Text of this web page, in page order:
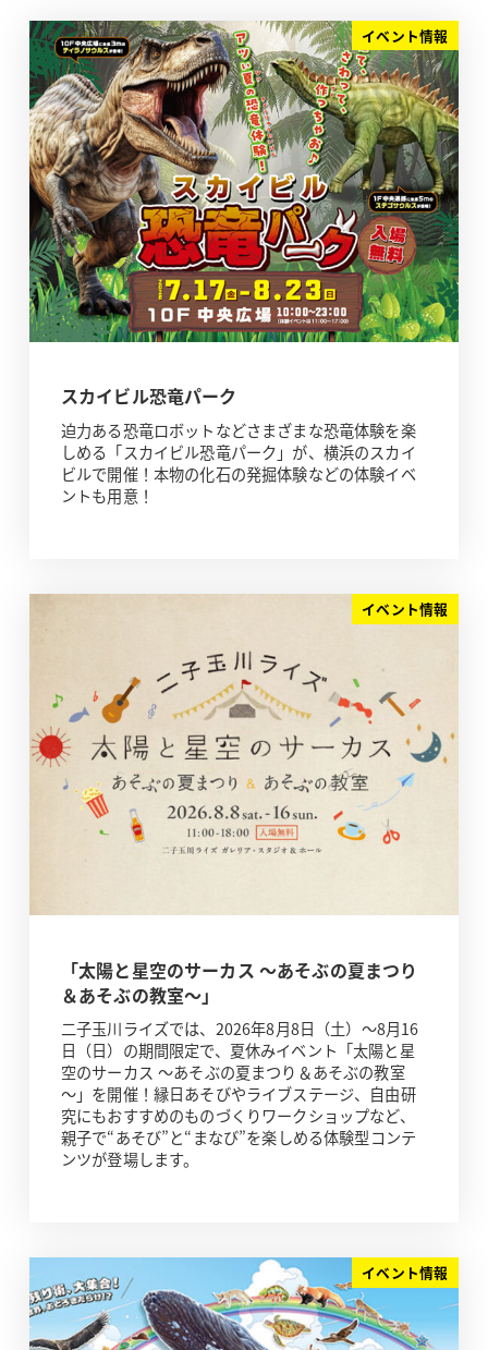
イベント情報
スカイビル恐竜パーク
迫力ある恐竜ロボットなどさまざまな恐竜体験を楽
しめる「スカイビル恐竜パーク」が、横浜のスカイ
ビルで開催！本物の化石の発掘体験などの体験イベ
ントも用意！
イベント情報
「太陽と星空のサーカス ～あそぶの夏まつり
＆あそぶの教室～」
二子玉川ライズでは、2026年8月8日（土）～8月16
日（日）の期間限定で、夏休みイベント「太陽と星
空のサーカス ～あそぶの夏まつり＆あそぶの教室
～」を開催！縁日あそびやライブステージ、自由研
究にもおすすめのものづくりワークショップなど、
親子で“あそび”と“まなび”を楽しめる体験型コンテ
ンツが登場します。
イベント情報